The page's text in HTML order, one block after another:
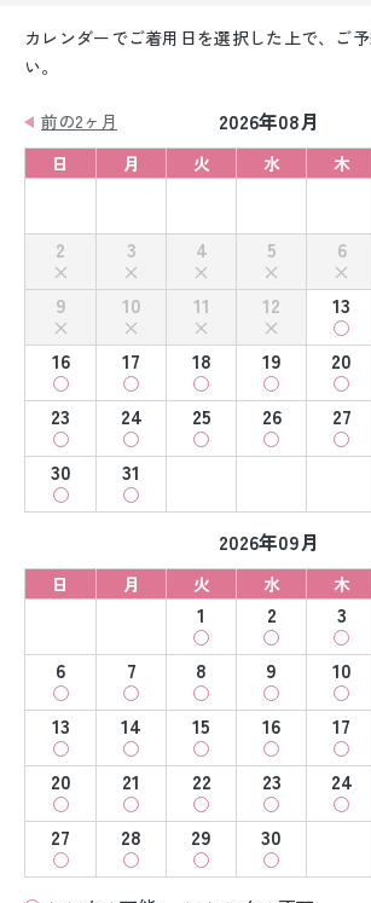
カレンダーでご着用日を選択した上で、ご
い。
前の2ヶ月 2026年08月
日
月 火 水 木
2
3 4 5 6
9
10 11 12 13
16
17 18 19 20
23
24 25 26 27
30
31
2026年09月
日 月 火 水 木
1 2 3
6
7 8 9 10
13
14 15 16 17
20
21 22 23 24
27
28 29 30